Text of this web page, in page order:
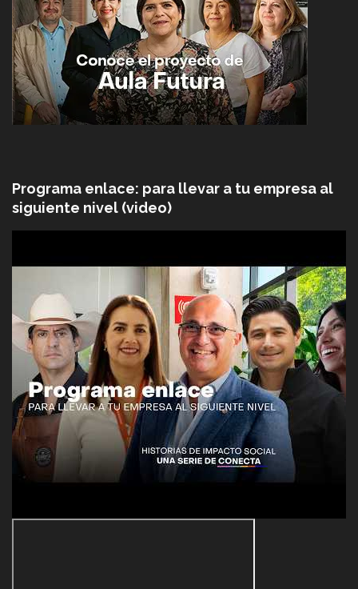
Programa enlace: para llevar a tu empresa al
siguiente nivel (video)